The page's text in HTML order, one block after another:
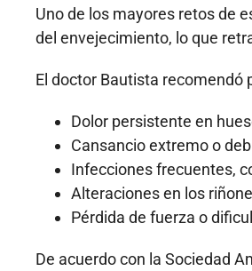
Uno de los mayores retos de
del envejecimiento, lo que
El doctor Bautista recomendó
Dolor persistente en
Cansancio extremo o
Infecciones frecuentes,
Alteraciones en los
Pérdida de fuerza o
De acuerdo con la Sociedad